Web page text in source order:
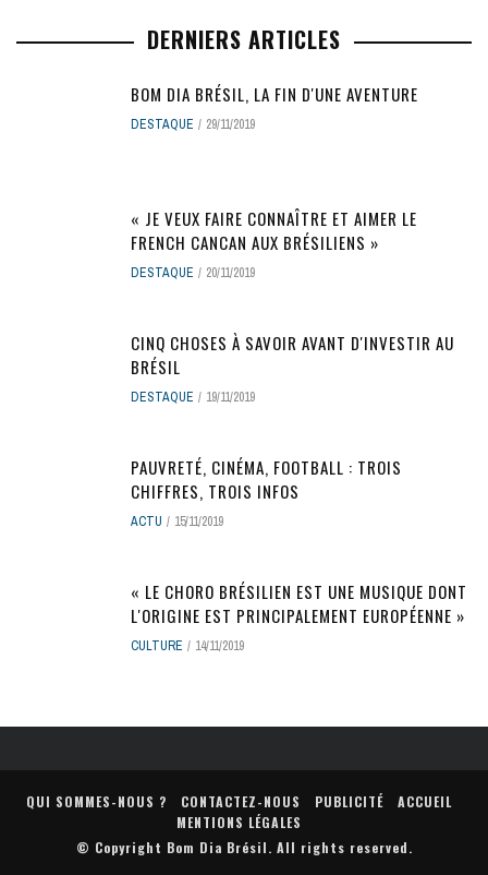
DERNIERS ARTICLES
BOM DIA BRÉSIL, LA FIN D'UNE AVENTURE
DESTAQUE 29/11/2019
« JE VEUX FAIRE CONNAÎTRE ET AIMER LE
FRENCH CANCAN AUX BRÉSILIENS »
DESTAQUE 20/11/2019
CINQ CHOSES À SAVOIR AVANT D'INVESTIR AU
BRÉSIL
DESTAQUE 19/11/2019
PAUVRETÉ, CINÉMA, FOOTBALL : TROIS
CHIFFRES, TROIS INFOS
ACTU 15/11/2019
« LE CHORO BRÉSILIEN EST UNE MUSIQUE DONT
L'ORIGINE EST PRINCIPALEMENT EUROPÉENNE »
CULTURE 14/11/2019
QUI SOMMES-NOUS ? CONTACTEZ-NOUS PUBLICITÉ
ACCUEIL
MENTIONS LÉGALES
© Copyright Bom Dia Brésil. All rights reserved.